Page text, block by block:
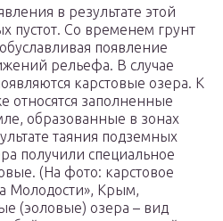
в результате этой
пустот. Со временем грунт
появление
рельефа. В случае
карстовые озера. К
относятся заполненные
образованные в зонах
таяния подземных
получили специальное
(На фото: карстовое
Молодости», Крым,
(эоловые) озера – вид